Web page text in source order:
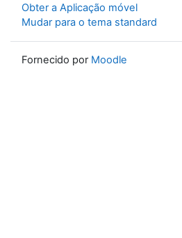
Obter a Aplicação móvel
Mudar para o tema standard
Fornecido por Moodle